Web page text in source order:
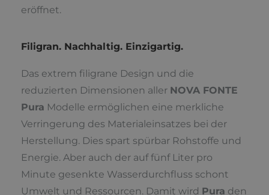
eröffnet.
Filigran. Nachhaltig. Einzigartig.
Das extrem filigrane Design und die
reduzierten Dimensionen aller NOVA FONTE
Pura Modelle ermöglichen eine merkliche
Verringerung des Materialeinsatzes bei der
Herstellung. Dies spart spürbar Rohstoffe und
Energie. Aber auch der auf fünf Liter pro
Minute gesenkte Wasserdurchfluss schont
Umwelt und Ressourcen. Damit wird Pura den